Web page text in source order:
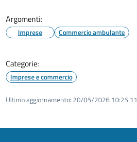
Argomenti:
Imprese Commercio ambulante
Categorie:
Imprese e commercio
Ultimo aggiornamento: 20/05/2026 10:25.11